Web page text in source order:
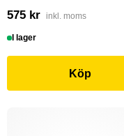
575 kr inkl. moms
I lager
Köp